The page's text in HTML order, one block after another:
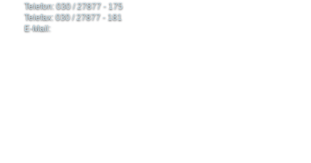
Telefon: 030 / 27877 - 175
Telefax: 030 / 27877 - 181
E-Mail: